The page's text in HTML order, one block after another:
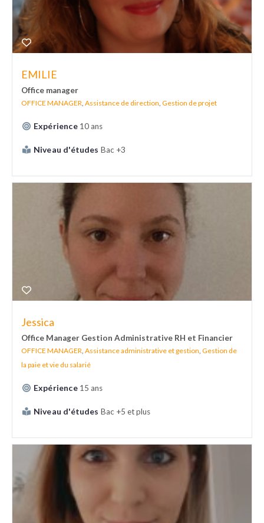
EMILIE
Office manager
OFFICE MANAGER Assistance de direction Gestion de projet
Expérience 10 ans
Niveau d'études Bac +3
Jessica
Office Manager Gestion Administrative RH et Financier
OFFICE MANAGER Assistance administrative et gestion Gestion de
la paie et vie du salarié
Expérience 15 ans
Niveau d'études Bac +5 et plus